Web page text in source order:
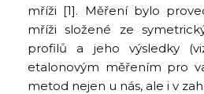
mříži [1]. Měření bylo
mříži složené ze
profilů a jeho výsledky
etalonovým měřením pro
metod nejen u nás, ale i v